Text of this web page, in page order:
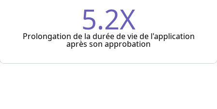
5.2X
Prolongation de la durée de vie de l'application
après son approbation